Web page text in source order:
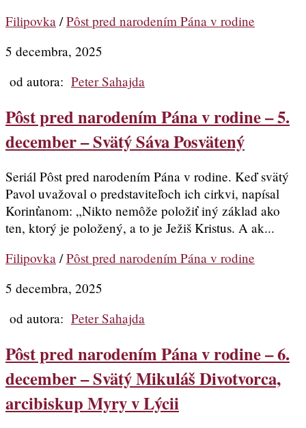
Filipovka /Pôst pred narodením Pána v rodine
5 decembra, 2025
od autora: Peter Sahajda
Pôst pred narodením Pána v rodine – 5.
december – Svätý Sáva Posvätený
Seriál Pôst pred narodením Pána v rodine. Keď svätý
Pavol uvažoval o predstaviteľoch ich cirkvi, napísal
Korinťanom: „Nikto nemôže položiť iný základ ako
ten, ktorý je položený, a to je Ježiš Kristus. A ak...
Filipovka /Pôst pred narodením Pána v rodine
5 decembra, 2025
od autora: Peter Sahajda
Pôst pred narodením Pána v rodine – 6.
december – Svätý Mikuláš Divotvorca,
arcibiskup Myry v Lýcii